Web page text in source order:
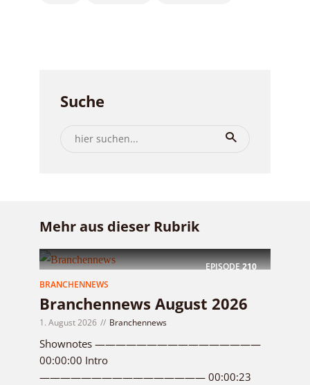
Suche
Mehr aus dieser Rubrik
EPISODE210
BRANCHENNEWS
Branchennews August 2026
1. August 2026 Branchennews
Shownotes ————————————————
00:00:00 Intro
———————————————— 00:00:23